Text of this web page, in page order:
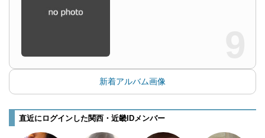
新着アルバム画像
直近にログインした関西・近畿IDメンバー